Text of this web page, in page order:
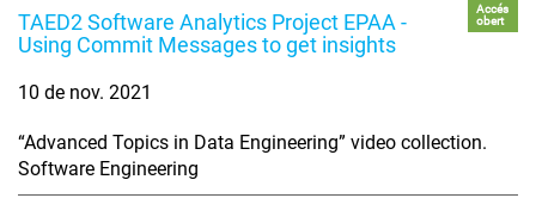
TAED2 Software Analytics Project EPAA -
Using Commit Messages to get insights
Accés
obert
10 de nov. 2021
“Advanced Topics in Data Engineering” video collection.
Software Engineering